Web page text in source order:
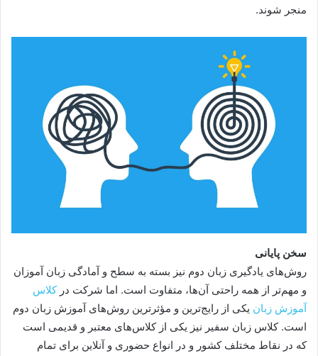
منجر شوند.
سخن پایانی
روش‌های یادگیری زبان دوم نیز بسته به سطح و آمادگی زبان آموزان
و مهم‌تر از همه راحتی آن‌ها، متفاوت است. اما شرکت درکلاس‌
آموزش زبان یکی از رایج‌ترین و مؤثرترین روش‌های آموزش زبان دوم
است. کلاس زبان سفیر نیز یکی از کلاس‌های معتبر و قدیمی است
که در نقاط مختلف کشور و در انواع حضوری و آنلاین برای تمام